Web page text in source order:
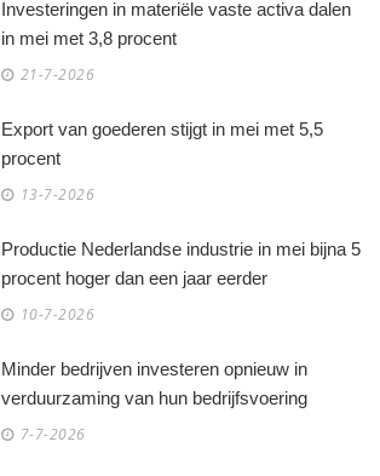
Investeringen in materiële vaste activa dalen
in mei met 3,8 procent
21-7-2026
Export van goederen stijgt in mei met 5,5
procent
13-7-2026
Productie Nederlandse industrie in mei bijna 5
procent hoger dan een jaar eerder
10-7-2026
Minder bedrijven investeren opnieuw in
verduurzaming van hun bedrijfsvoering
7-7-2026